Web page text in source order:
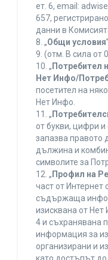
ет. 6, еmail:
657,
данни в
8. „Общи условия
9. (отм. В сила от
10. „ Потребител
Нет Инфо/
посетител на
Нет Инфо.
11. „
от букви, цифри
запазва правото
дължина и
символите за
12. „ Профил на
част от Интернет
съдържаща
изисквана от Нет
4 и съхранявана
информация за
организирани и